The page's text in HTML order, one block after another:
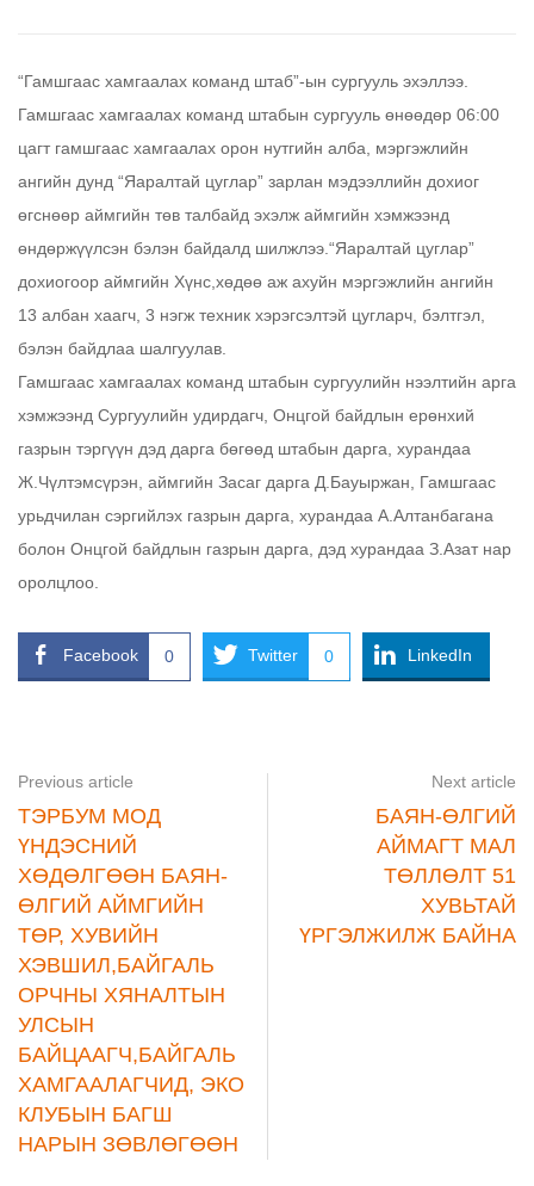
“Гамшгаас хамгаалах команд штаб”-ын сургууль эхэллээ.
Гамшгаас хамгаалах команд штабын сургууль өнөөдөр 06:00
цагт гамшгаас хамгаалах орон нутгийн алба, мэргэжлийн
ангийн дунд “Яаралтай цуглар” зарлан мэдээллийн дохиог
өгснөөр аймгийн төв талбайд эхэлж аймгийн хэмжээнд
өндөржүүлсэн бэлэн байдалд шилжлээ.“Яаралтай цуглар”
дохиогоор аймгийн Хүнс,хөдөө аж ахуйн мэргэжлийн ангийн
13 албан хаагч, 3 нэгж техник хэрэгсэлтэй цугларч, бэлтгэл,
бэлэн байдлаа шалгуулав.
Гамшгаас хамгаалах команд штабын сургуулийн нээлтийн арга
хэмжээнд Сургуулийн удирдагч, Онцгой байдлын ерөнхий
газрын тэргүүн дэд дарга бөгөөд штабын дарга, хурандаа
Ж.Чүлтэмсүрэн, аймгийн Засаг дарга Д.Бауыржан, Гамшгаас
урьдчилан сэргийлэх газрын дарга, хурандаа А.Алтанбагана
болон Онцгой байдлын газрын дарга, дэд хурандаа З.Азат нар
оролцлоо.
Facebook 0 Twitter 0 LinkedIn
Previous article
ТЭРБУМ МОД
ҮНДЭСНИЙ
ХӨДӨЛГӨӨН БАЯН-
ӨЛГИЙ АЙМГИЙН
ТӨР, ХУВИЙН
ХЭВШИЛ,БАЙГАЛЬ
ОРЧНЫ ХЯНАЛТЫН
УЛСЫН
БАЙЦААГЧ,БАЙГАЛЬ
ХАМГААЛАГЧИД, ЭКО
КЛУБЫН БАГШ
НАРЫН ЗӨВЛӨГӨӨН
Next article
БАЯН-ӨЛГИЙ
АЙМАГТ МАЛ
ТӨЛЛӨЛТ 51
ХУВЬТАЙ
ҮРГЭЛЖИЛЖ БАЙНА